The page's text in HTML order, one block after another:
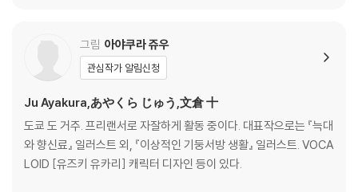
그림 아야쿠라 쥬우
관심작가 알림신청
Ju Ayakura,あやくら じゅう,文倉 十
도쿄 도 거주. 프리랜서로 자잘하게 활동 중이다. 대표작으로는 『늑대
와 향신료』 일러스트 외, 『이상적인 기둥서방 생활』 일러스트. VOCA
LOID [유즈키 유카리] 캐릭터 디자인 등이 있다.